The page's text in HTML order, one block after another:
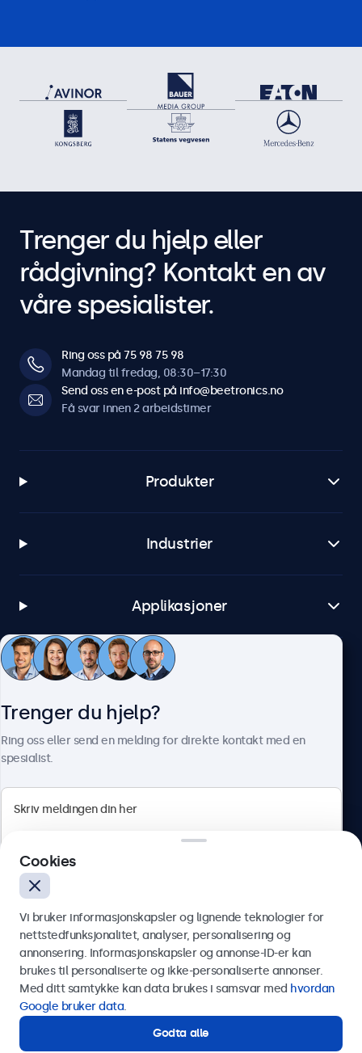
Trenger du hjelp eller
rådgivning? Kontakt en av
våre spesialister.
Ring oss på 75 98 75 98
Mandag til fredag, 08:30–17:30
Send oss en e-post på info@beetronics.no
Få svar innen 2 arbeidstimer
Produkter
Industrier
Applikasjoner
Kundeservice
Norsk
Trenger du hjelp?
Ring oss eller send en melding for direkte kontakt med en
spesialist.
Send
Eller ring oss på
Cookies
Vi bruker informasjonskapsler og lignende teknologier for
nettstedfunksjonalitet, analyser, personalisering og
annonsering. Informasjonskapsler og annonse-ID-er kan
brukes til personaliserte og ikke-personaliserte annonser.
Med ditt samtykke kan data brukes i samsvar med hvordan
Google bruker data.
Godta alle